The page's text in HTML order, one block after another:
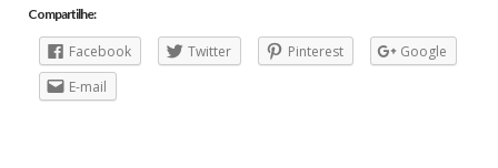
Compartilhe:
Facebook Twitter Pinterest
Google
E-mail